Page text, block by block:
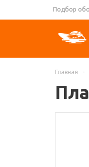
Подбор
Главная -